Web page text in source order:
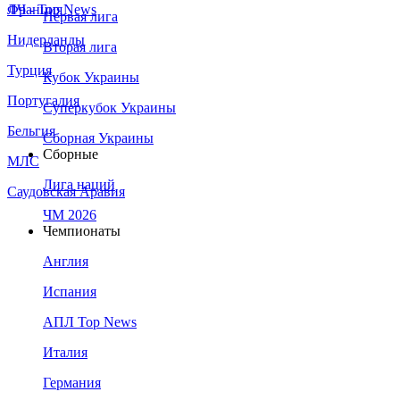
Франция
Нидерланды
Турция
Португалия
Бельгия
МЛС
Саудовская Аравия
ЛЧ - Top News
Первая лига
Вторая лига
Кубок Украины
Суперкубок Украины
Сборная Украины
Сборные
Лига наций
ЧМ 2026
Чемпионаты
Англия
Испания
АПЛ Top News
Италия
Германия